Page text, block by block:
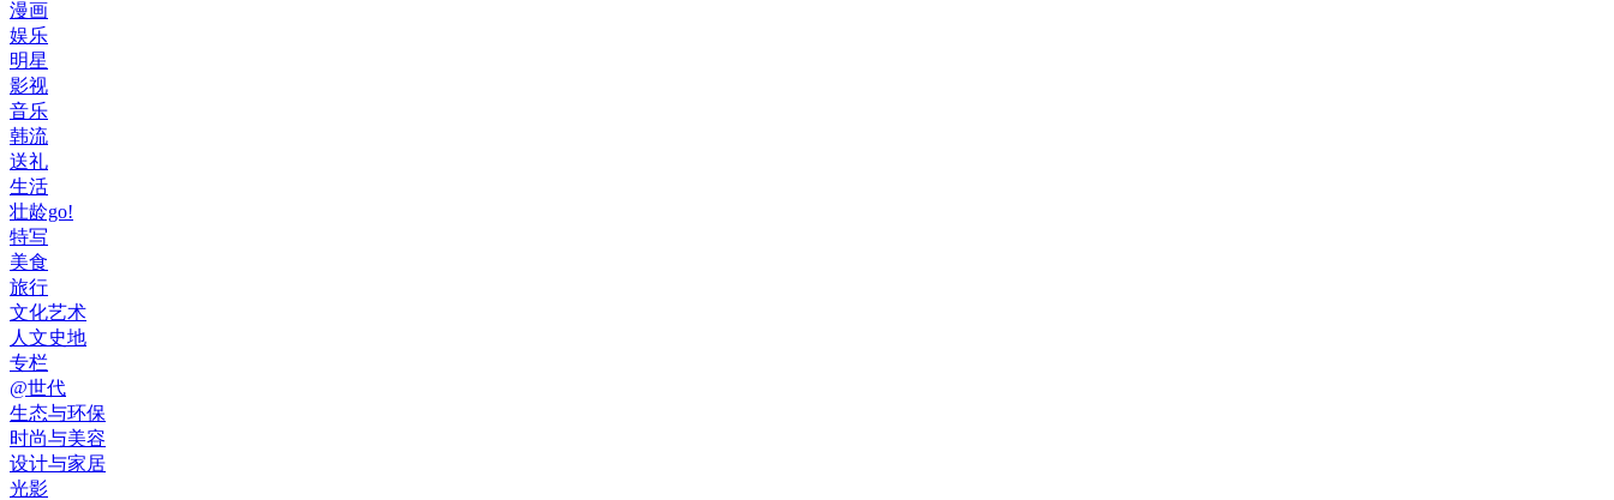
漫画
娱乐
明星
影视
音乐
韩流
送礼
生活
壮龄go!
特写
美食
旅行
文化艺术
人文史地
专栏
@世代
生态与环保
时尚与美容
设计与家居
光影